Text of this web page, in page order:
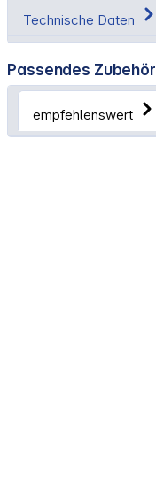
Technische Daten
Passendes Zubehör
empfehlenswert